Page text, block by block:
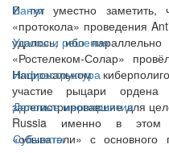
Банки
Угрозы и решения
Инфраструктура
Деловые мероприятия
Субъекты
И тут уместно заметить,
«протокола» проведения
удалось, ибо
«Ростелеком-Солар»
Национальном
участие рыцари ордена
зарегистрировавшие для
Russia именно в этом
«обыватели» с